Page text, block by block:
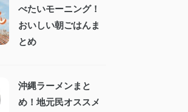
べたいモーニング！
おいしい朝ごはんま
とめ
沖縄ラーメンまと
め！地元民オススメ